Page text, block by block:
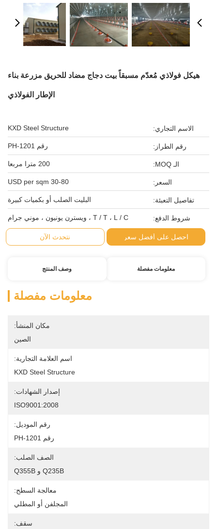
هيكل فولاذي مُعدّم مسبقاً بيت دجاج مضاد للحريق مزرعة بناء
الإطار الفولاذي
الاسم التجاري: KXD Steel Structure
رقم الطراز: رقم PH-1201
الـ MOQ: 200 مترا مربعا
السعر: 30-80 USD per sqm
تفاصيل التعبئة: البليت الصلب أو بكميات كبيرة
شروط الدفع: T / T ، L / C ، ويسترن يونيون ، موني جرام
احصل على أفضل سعر نتحدث الآن
معلومات مفصلة وصف المنتج
معلومات مفصلة
مكان المنشأ:
الصين
اسم العلامة التجارية:
KXD Steel Structure
إصدار الشهادات:
ISO9001:2008
رقم الموديل:
رقم PH-1201
الصف الصلب:
Q235B و Q355B
معالجة السطح:
المجلفن أو المطلي
سقف: